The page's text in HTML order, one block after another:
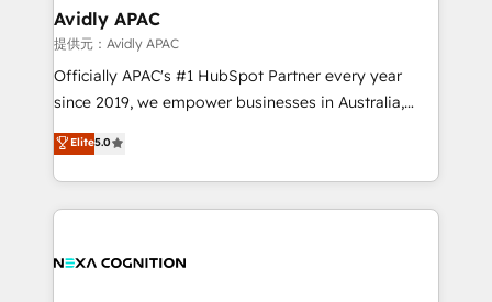
real industry insight and a deep understanding of
B2B challenges. From onboarding to enterprise CRM
migrations, we help you unlock value across every
hub. Because we don’t just implement tools – we
we’ve seen how the right HubSpot setup drives real
results: better leads, stronger sales meetings, and
Avidly APAC
提供元：Avidly APAC
Officially APAC's #1 HubSpot Partner every year
since 2019, we empower businesses in Australia,
New Zealand, and globally to realise their full
potential through enterprise HubSpot CRM
implementation. And we deliver best practice across
the whole HubSpot platform, covering marketing,
all businesses, from start-up to Enterprise, and have
Elite5.0